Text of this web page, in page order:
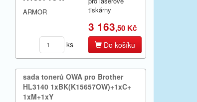
ARMOR
tiskárny
3 163,50 Kč
ks Do košíku
sada tonerů OWA pro Brother
HL3140 1xBK(K15657OW)+​1xC+​
1xM+​1xY